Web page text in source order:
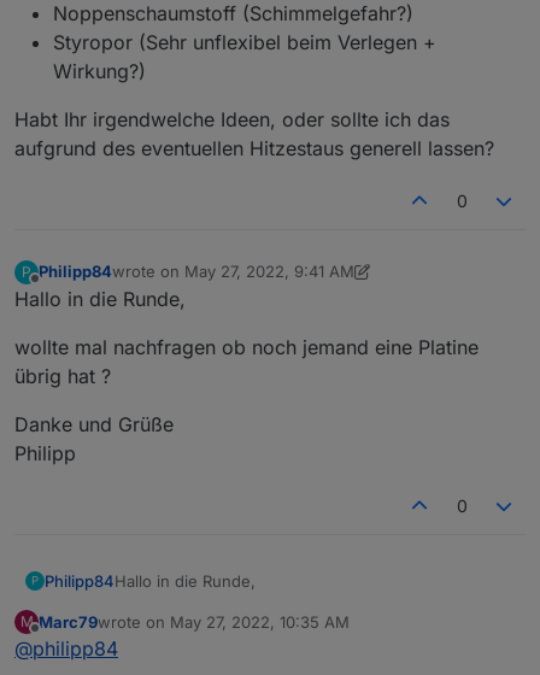
Noppenschaumstoff (Schimmelgefahr?)
Styropor (Sehr unflexibel beim Verlegen +
Wirkung?)
Habt Ihr irgendwelche Ideen, oder sollte ich das
aufgrund des eventuellen Hitzestaus generell lassen?
0
P
Offline
Philipp84wrote on May 27, 2022, 9:41 AM
last edited by Philipp84 May 27, 2022, 12:10 PM
Hallo in die Runde,
wollte mal nachfragen ob noch jemand eine Platine
übrig hat ?
Danke und Grüße
Philipp
0
P Philipp84Hallo in die Runde,
wollte mal nachfragen ob noch jemand eine Platine
übrig hat ?
M
Offline
Marc79wrote on May 27, 2022, 10:35 AM
last edited by
@philipp84